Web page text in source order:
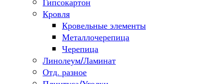
Кровля
Кровельные элементы
Металлочерепица
Черепица
Линолеум/Ламинат
Отд. разное